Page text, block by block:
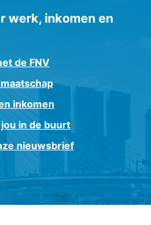
werk, inkomen en
de FNV
inkomen
in de buurt
nieuwsbrief